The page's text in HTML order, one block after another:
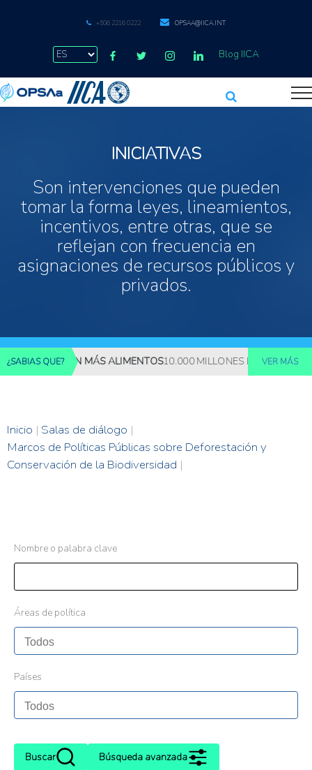
+506 2216 0222 OPSAA@IICA.INT
Blog IICA
INICIATIVAS
Son intervenciones que pueden
tomar la forma leyes, lineamientos,
incentivos, entre otras, que se
reflejan con frecuencia en
asignaciones de recursos públicos y
privados.
¿SABIAS QUE?MÁS ALIMENTOS10.000 MILLONES DE PERSONAS
VER MÁS
Inicio | Salas de diálogo |
Marcos de Políticas Públicas sobre Deforestación y
Conservación de la Biodiversidad |
Nombre o palabra clave
Áreas de política
Países
Buscar Búsqueda avanzada